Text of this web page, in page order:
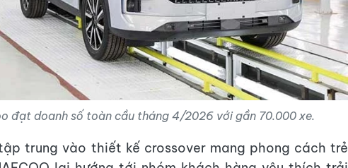
đạt doanh số toàn cầu tháng 4/2026 với gần 70.000 xe.
trung vào thiết kế crossover mang phong cách trẻ